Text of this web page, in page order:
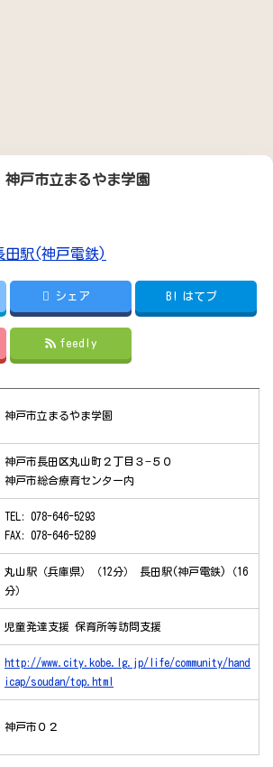
神戸市立まるやま学園
田駅(神戸電鉄)
シェア B! はてブ
feedly
神戸市立まるやま学園
神戸市長田区丸山町２丁目３−５０
神戸市総合療育センター内
TEL: 078-646-5293
FAX: 078-646-5289
丸山駅（兵庫県）（12分） 長田駅(神戸電鉄)（16
分）
児童発達支援 保育所等訪問支援
http://www.city.kobe.lg.jp/life/community/hand
icap/soudan/top.html
神戸市０２